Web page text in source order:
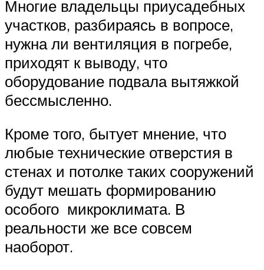
Многие владельцы приусадебных
участков, разбираясь в вопросе,
нужна ли вентиляция в погребе,
приходят к выводу, что
оборудование подвала вытяжкой
бессмысленно.
Кроме того, бытует мнение, что
любые технические отверстия в
стенах и потолке таких сооружений
будут мешать формированию
особого микроклимата. В
реальности же все совсем
наоборот.